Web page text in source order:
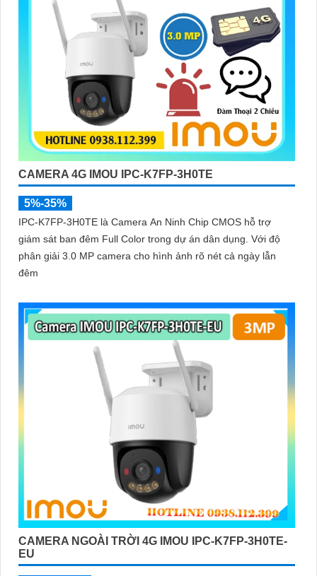
CAMERA 4G IMOU IPC-K7FP-3H0TE
5%-35%
IPC-K7FP-3H0TE là Camera An Ninh Chip CMOS hỗ trợ
giám sát ban đêm Full Color trong dự án dân dụng. Với độ
phân giải 3.0 MP camera cho hình ảnh rõ nét cả ngày lẫn
đêm
CAMERA NGOÀI TRỜI 4G IMOU IPC-K7FP-3H0TE-
EU